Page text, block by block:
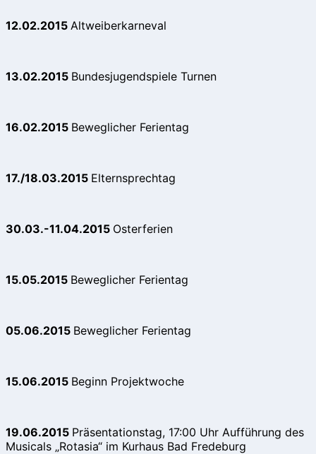
12.02.2015 Altweiberkarneval
13.02.2015 Bundesjugendspiele Turnen
16.02.2015 Beweglicher Ferientag
17./18.03.2015 Elternsprechtag
30.03.-11.04.2015 Osterferien
15.05.2015 Beweglicher Ferientag
05.06.2015 Beweglicher Ferientag
15.06.2015 Beginn Projektwoche
19.06.2015 Präsentationstag, 17:00 Uhr Aufführung des
Musicals „Rotasia“ im Kurhaus Bad Fredeburg